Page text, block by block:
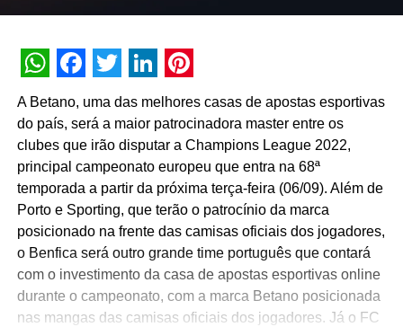
WhatsApp
Facebook
Twitter
LinkedIn
Pinterest
A Betano, uma das melhores casas de apostas esportivas
do país, será a maior patrocinadora master entre os
clubes que irão disputar a Champions League 2022,
principal campeonato europeu que entra na 68ª
temporada a partir da próxima terça-feira (06/09). Além de
Porto e Sporting, que terão o patrocínio da marca
posicionado na frente das camisas oficiais dos jogadores,
o Benfica será outro grande time português que contará
com o investimento da casa de apostas esportivas online
durante o campeonato, com a marca Betano posicionada
nas mangas das camisas oficiais dos jogadores. Já o FC